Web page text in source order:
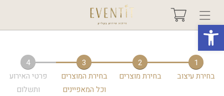
פתח סרגל נגישות
בחר אירוע +
1
בחירת עיצוב
2
בחירת מוצרים
3
בחירת המוצרים
וכל המאפיינים
4
פרטי האירוע
ותשלום